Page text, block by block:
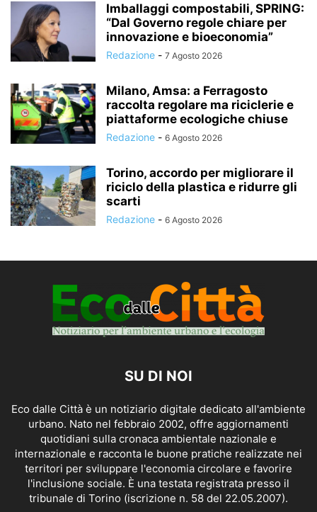
Imballaggi compostabili, SPRING:
“Dal Governo regole chiare per
innovazione e bioeconomia”
Redazione - 7 Agosto 2026
Milano, Amsa: a Ferragosto
raccolta regolare ma riciclerie e
piattaforme ecologiche chiuse
Redazione - 6 Agosto 2026
Torino, accordo per migliorare il
riciclo della plastica e ridurre gli
scarti
Redazione - 6 Agosto 2026
SU DI NOI
Eco dalle Città è un notiziario digitale dedicato all'ambiente
urbano. Nato nel febbraio 2002, offre aggiornamenti
quotidiani sulla cronaca ambientale nazionale e
internazionale e racconta le buone pratiche realizzate nei
territori per sviluppare l'economia circolare e favorire
l'inclusione sociale. È una testata registrata presso il
tribunale di Torino (iscrizione n. 58 del 22.05.2007).